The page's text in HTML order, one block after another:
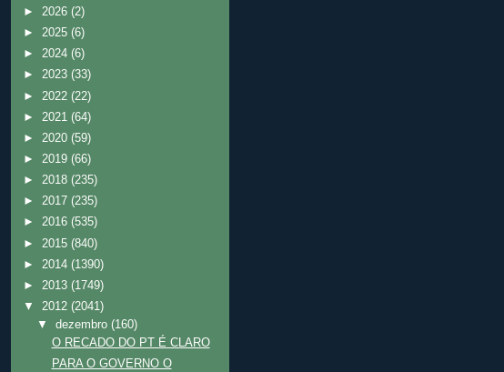
► 2026 (2)
► 2025 (6)
► 2024 (6)
► 2023 (33)
► 2022 (22)
► 2021 (64)
► 2020 (59)
► 2019 (66)
► 2018 (235)
► 2017 (235)
► 2016 (535)
► 2015 (840)
► 2014 (1390)
► 2013 (1749)
▼ 2012 (2041)
▼dezembro(160)
O RECADO DO PT É CLARO
PARA O GOVERNO O